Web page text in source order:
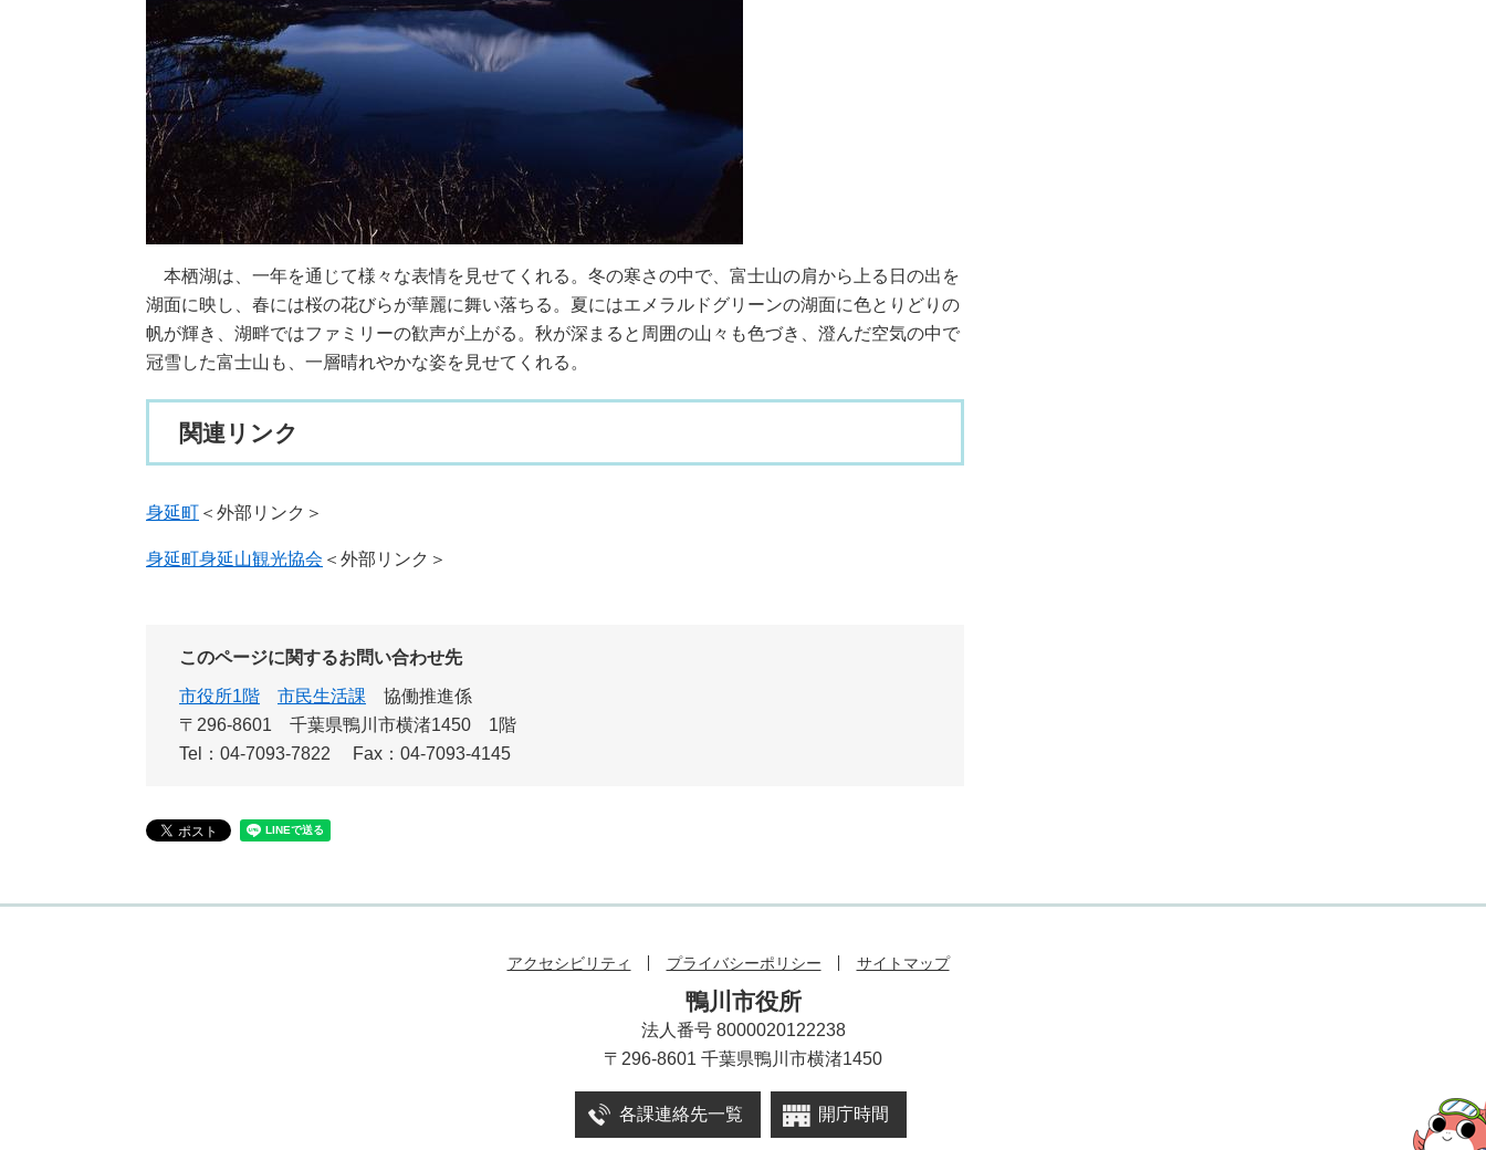
本栖湖は、一年を通じて様々な表情を見せてくれる。冬の寒さの中で、富士山の肩から上る日の出を
湖面に映し、春には桜の花びらが華麗に舞い落ちる。夏にはエメラルドグリーンの湖面に色とりどりの
帆が輝き、湖畔ではファミリーの歓声が上がる。秋が深まると周囲の山々も色づき、澄んだ空気の中で
冠雪した富士山も、一層晴れやかな姿を見せてくれる。
関連リンク
身延町 ＜外部リンク＞
身延町身延山観光協会 ＜外部リンク＞
このページに関するお問い合わせ先
市役所1階 市民生活課 協働推進係
〒296-8601
千葉県鴨川市横渚1450 1階
Tel：04-7093-7822
Fax：04-7093-4145
アクセシビリティ プライバシーポリシー サイトマップ
鴨川市役所
法人番号 8000020122238
〒296-8601 千葉県鴨川市横渚1450
各課連絡先一覧 開庁時間